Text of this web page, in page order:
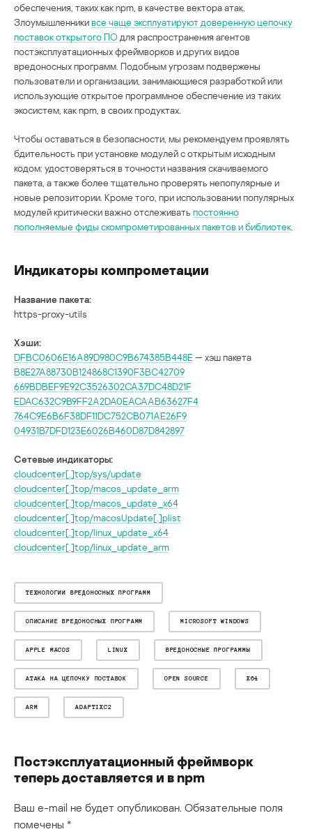
обеспечения, таких как npm, в качестве вектора атак.
Злоумышленникивсе чаще эксплуатируют доверенную цепочку
поставок открытого ПО для распространения агентов
постэксплуатационных фреймворков и других видов
вредоносных программ. Подобным угрозам подвержены
пользователи и организации, занимающиеся разработкой или
использующие открытое программное обеспечение из таких
экосистем, как npm, в своих продуктах.
Чтобы оставаться в безопасности, мы рекомендуем проявлять
бдительность при установке модулей с открытым исходным
кодом: удостоверяться в точности названия скачиваемого
пакета, а также более тщательно проверять непопулярные и
новые репозитории. Кроме того, при использовании популярных
модулей критически важно отслеживать постоянно
пополняемые фиды скомпрометированных пакетов и библиотек
Индикаторы компрометации
Название пакета:
https-proxy-utils
Хэши:
DFBC0606E16A89D980C9B674385B448E— хэш пакета
B8E27A88730B124868C1390F3BC42709
669BDBEF9E92C3526302CA37DC48D21F
EDAC632C9B9FF2A2DA0EACAAB63627F4
764C9E6B6F38DF11DC752CB071AE26F9
04931B7DFD123E6026B460D87D842897
Сетевые индикаторы:
cloudcenter[.]top/sys/update
cloudcenter[.]top/macos_update_arm
cloudcenter[.]top/macos_update_x64
cloudcenter[.]top/macosUpdate[.]plist
cloudcenter[.]top/linux_update_x64
cloudcenter[.]top/linux_update_arm
ТЕХНОЛОГИИ ВРЕДОНОСНЫХ ПРОГРАММ
ОПИСАНИЕ ВРЕДОНОСНЫХ ПРОГРАММ MICROSOFT WINDOWS
APPLE MACOS LINUX ВРЕДОНОСНЫЕ ПРОГРАММЫ
АТАКА НА ЦЕПОЧКУ ПОСТАВОК OPEN SOURCE X64
ARM ADAPTIXC2
Постэксплуатационный фреймворк
теперь доставляется и в npm
Ваш e-mail не будет опубликован. Обязательные поля
помечены *